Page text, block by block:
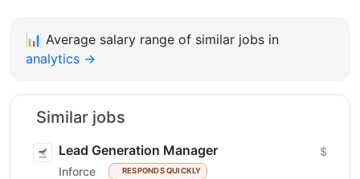
📊 Average salary range of similar jobs in
analytics →
Similar jobs
Lead Generation Manager
Inforce RESPONDS QUICKLY
$